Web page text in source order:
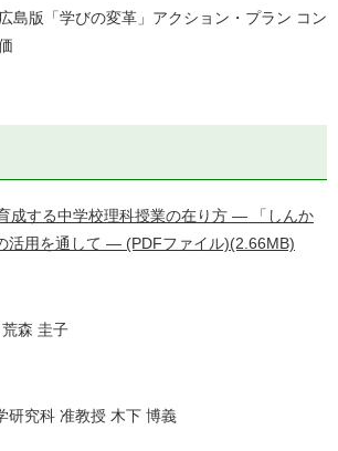
島版「学びの変革」アクション・プラン コン
成する中学校理科授業の在り方 ― 「しんか
活用を通して ― (PDFファイル)(2.66MB)
森 圭子
研究科 准教授 木下 博義